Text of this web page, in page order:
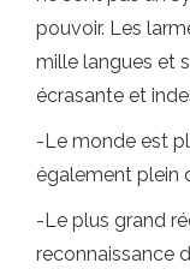
pouvoir. Les
mille langues et
écrasante et
-Le monde est
également plein
-Le plus grand
reconnaissance